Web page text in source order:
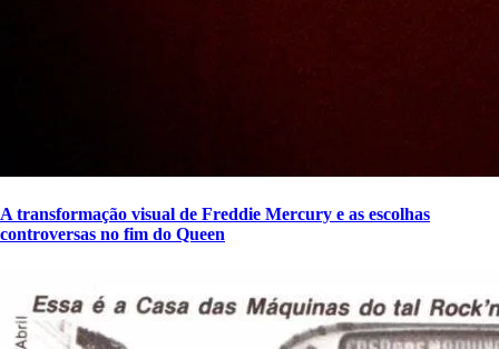
A transformação visual de Freddie Mercury e as escolhas
controversas no fim do Queen